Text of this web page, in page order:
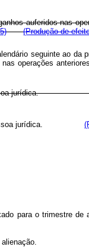
auferidos nas
(Produção de
seguinte ao da
operações
mesma pessoa
pessoa jurídica.
para o trimestre de